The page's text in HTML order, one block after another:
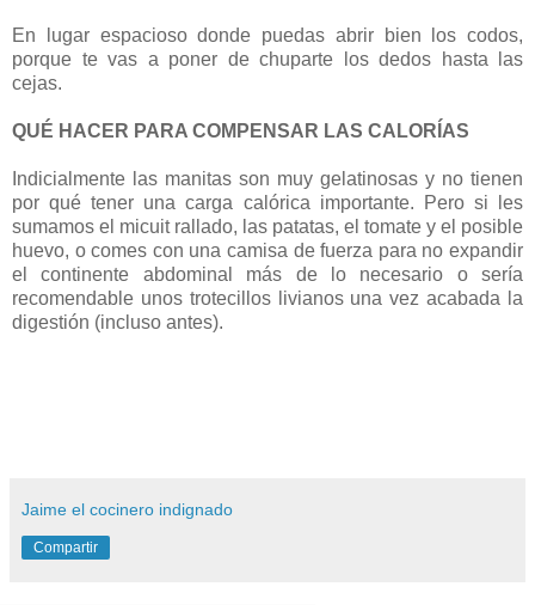
En lugar espacioso donde puedas abrir bien los codos,
porque te vas a poner de chuparte los dedos hasta las
cejas.
QUÉ HACER PARA COMPENSAR LAS CALORÍAS
Indicialmente las manitas son muy gelatinosas y no tienen
por qué tener una carga calórica importante. Pero si les
sumamos el micuit rallado, las patatas, el tomate y el posible
huevo, o comes con una camisa de fuerza para no expandir
el continente abdominal más de lo necesario o sería
recomendable unos trotecillos livianos una vez acabada la
digestión (incluso antes).
Jaime el cocinero indignado
Compartir